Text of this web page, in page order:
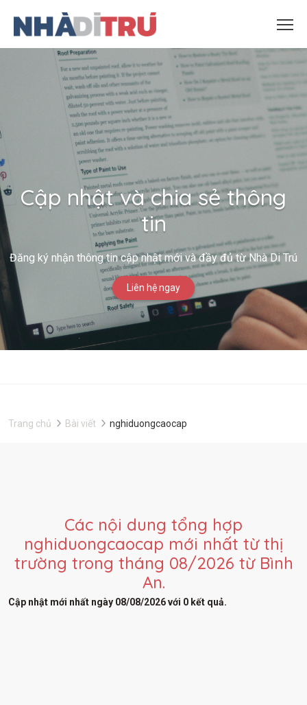
Cập nhật và chia sẻ thông
tin
Đăng ký nhận thông tin cập nhật mới và đầy đủ từ Nhà Di Trú
Liên hệ ngay
Trang chủ Bài viết nghiduongcaocap
Các nội dung tổng hợp
nghiduongcaocap mới nhất từ thị
trường trong tháng 08/2026 từ Bình
An.
Cập nhật mới nhất ngày 08/08/2026 với 0 kết quả.